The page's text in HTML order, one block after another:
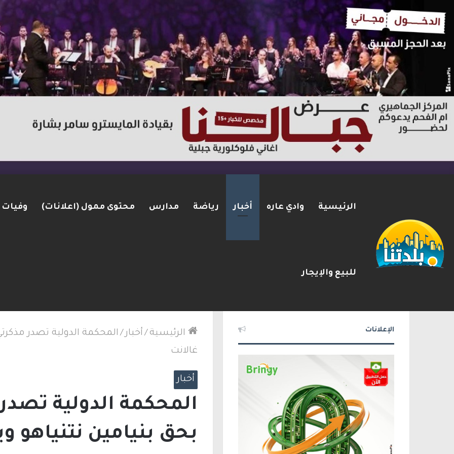
الرئيسية وادي عاره أخبار رياضة مدارس محتوى ممول (اعلانات) وفيات
للبيع والإيجار
الرئيسية / أخبار / المحكمة الدولية تصدر
غالانت
أخبار
المحكمة الدولية
بحق بنيامين نتنياهو
الإعلانات